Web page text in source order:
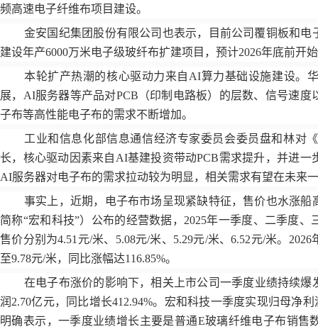
频高速电子纤维布项目建设。
金安国纪集团股份有限公司也表示，目前公司覆铜板和
建设年产6000万米电子级玻纤布扩建项目，预计2026年底前开
本轮扩产热潮的核心驱动力来自 AI算力基础设施建设。
展， AI服务器等产品对PCB （印制电路板）的层数、信号速
子布等高性能电子布的需求不断增加。
工业和信息化部信息通信经济专家委员会委员盘和林对
长，核心驱动因素来自 AI基建投资带动PCB需求提升，并进一
AI服务器对电子布的需求拉动较为明显，相关需求有望在未来
事实上，近期，电子布市场呈现紧缺特征，售价也水涨
简称“宏和科技”）公布的经营数据， 2025年一季度、二季度、
售价分别为4.51 元/米、 5.08元/米、 5.29元/米、6.52元/米。 2026
至9.78元/米，同比涨幅达116.85%。
在电子布涨价的影响下，相关上市公司一季度业绩持续爆
润 2.70亿元，同比增长412.94%。宏和科技一季度实现归母净利
明确表示，一季度业绩增长主要是普通E玻璃纤维电子布销售